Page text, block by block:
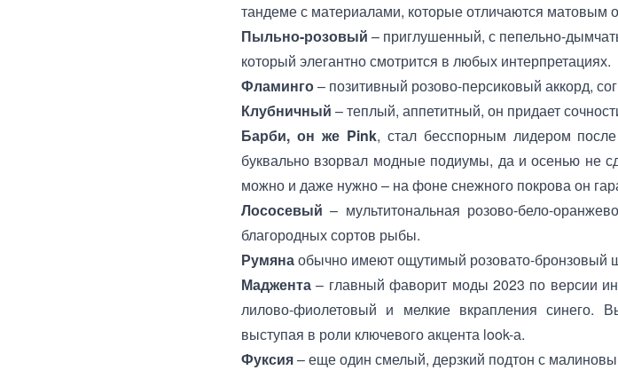
тандеме с материалами, которые отличаются матовым
Пыльно-розовый – приглушенный, с пепельно-
который элегантно смотрится в любых интерпретациях.
Фламинго– позитивный розово-персиковый аккорд,
Клубничный – теплый, аппетитный, он придает
Барби, он же Pink, стал бесспорным лидером
буквально взорвал модные подиумы, да и осенью не
можно и даже нужно – на фоне снежного покрова он
Лососевый – мультитональная розово-бело-
благородных сортов рыбы.
Румянаобычно имеют ощутимый розовато-бронзовый
Маджента – главный фаворит моды 2023 по версии
лилово-фиолетовый и мелкие вкрапления синего.
выступая в роли ключевого акцента look-а.
Фуксия– еще один смелый, дерзкий подтон с